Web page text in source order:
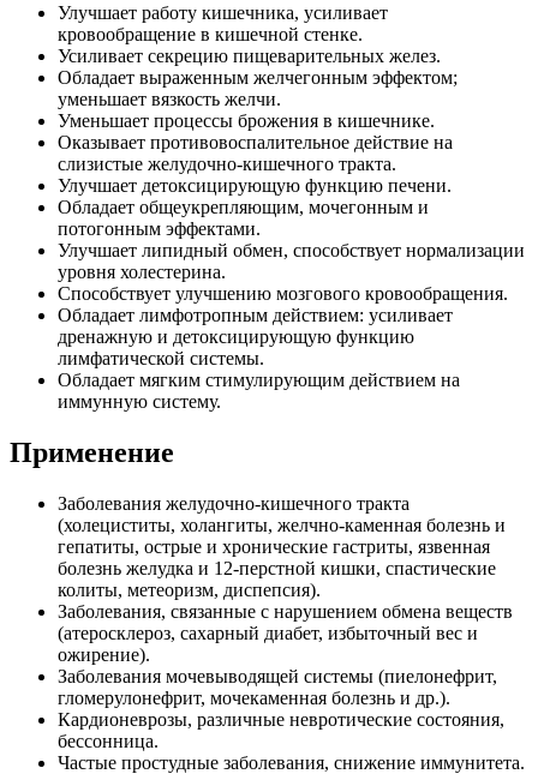
Улучшает работу кишечника, усиливает
кровообращение в кишечной стенке.
Усиливает секрецию пищеварительных желез.
Обладает выраженным желчегонным эффектом;
уменьшает вязкость желчи.
Уменьшает процессы брожения в кишечнике.
Оказывает противовоспалительное действие на
слизистые желудочно-кишечного тракта.
Улучшает детоксицирующую функцию печени.
Обладает общеукрепляющим, мочегонным и
потогонным эффектами.
Улучшает липидный обмен, способствует нормализации
уровня холестерина.
Способствует улучшению мозгового кровообращения.
Обладает лимфотропным действием: усиливает
дренажную и детоксицирующую функцию
лимфатической системы.
Обладает мягким стимулирующим действием на
иммунную систему.
Применение
Заболевания желудочно-кишечного тракта
(холециститы, холангиты, желчно-каменная болезнь и
гепатиты, острые и хронические гастриты, язвенная
болезнь желудка и 12-перстной кишки, спастические
колиты, метеоризм, диспепсия).
Заболевания, связанные с нарушением обмена веществ
(атеросклероз, сахарный диабет, избыточный вес и
ожирение).
Заболевания мочевыводящей системы (пиелонефрит,
гломерулонефрит, мочекаменная болезнь и др.).
Кардионеврозы, различные невротические состояния,
бессонница.
Частые простудные заболевания, снижение иммунитета.